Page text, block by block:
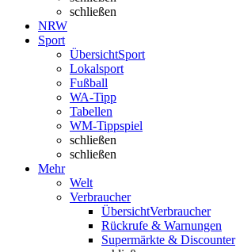
schließen
NRW
Sport
ÜbersichtSport
Lokalsport
Fußball
WA-Tipp
Tabellen
WM-Tippspiel
schließen
schließen
Mehr
Welt
Verbraucher
ÜbersichtVerbraucher
Rückrufe & Warnungen
Supermärkte & Discounter